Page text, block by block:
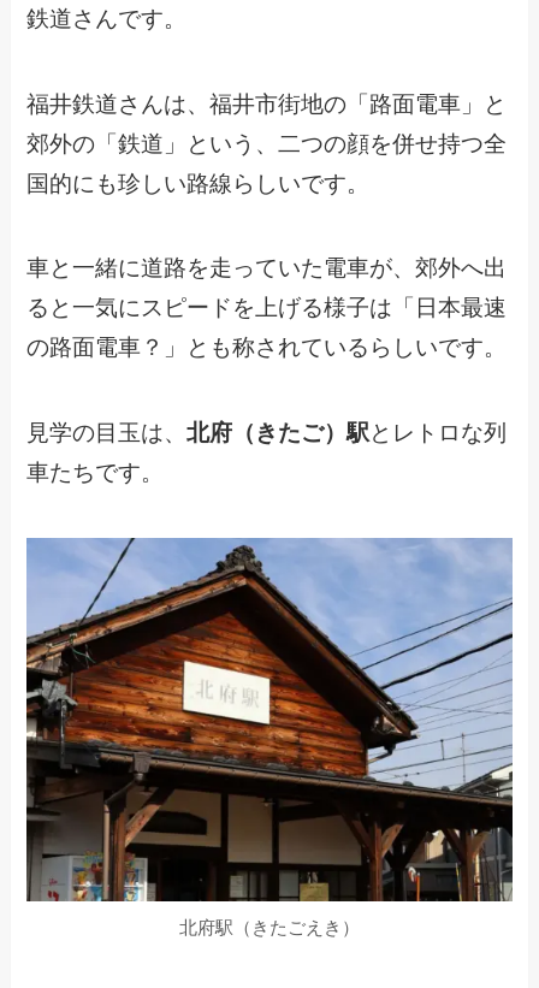
鉄道さんです。
福井鉄道さんは、福井市街地の「路面電車」と
郊外の「鉄道」という、二つの顔を併せ持つ全
国的にも珍しい路線らしいです。
車と一緒に道路を走っていた電車が、郊外へ出
ると一気にスピードを上げる様子は「日本最速
の路面電車？」とも称されているらしいです。
見学の目玉は、北府（きたご）駅とレトロな列
車たちです。
北府駅（きたごえき）